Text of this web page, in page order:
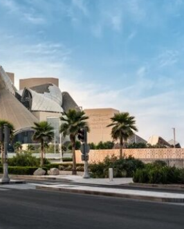
隶属于“青年诉求”（Youth
气候行动组织“停止石油”
生分支发展而来。行动中，
与以色列的贸易往来。随
体泼洒在展厅地面，引发现
被警方逮捕。
艺术机构正接连成为抗议活
发生几天前，两名年轻的气
·梵高1888年作品《向日
汤而被判处监禁。庭审中，
作本身并未受损，但泼洒在